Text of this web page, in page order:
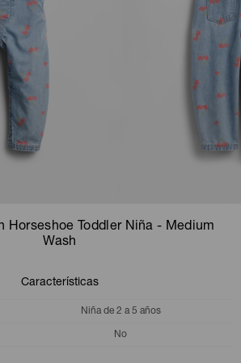
Horseshoe Toddler Niña - Medium
Wash
Características
Niña de 2 a 5 años
No